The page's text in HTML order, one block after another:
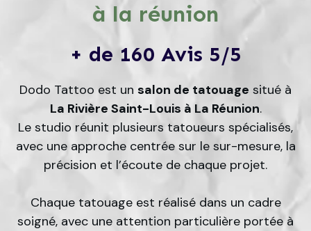
à la réunion
+ de 160 Avis 5/5
Dodo Tattoo est un salon de tatouage situé à
La Rivière Saint-Louis à La Réunion.
Le studio réunit plusieurs tatoueurs spécialisés,
avec une approche centrée sur le sur-mesure, la
précision et l’écoute de chaque projet.
Chaque tatouage est réalisé dans un cadre
soigné, avec une attention particulière portée à